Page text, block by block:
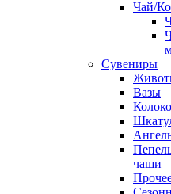
Чай/
Сувениры
Вазы
чаши